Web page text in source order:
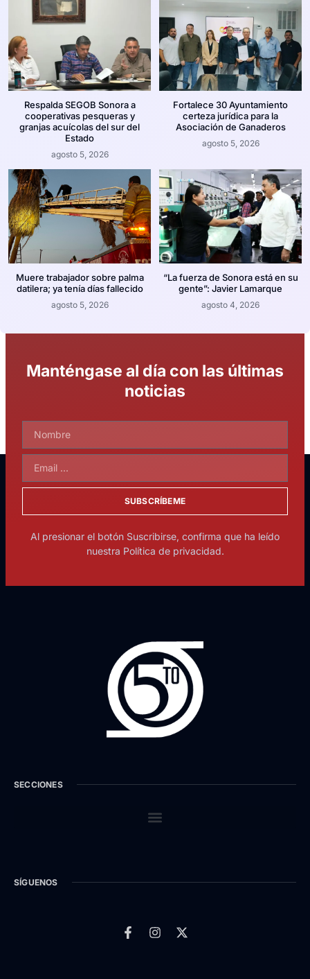
Respalda SEGOB Sonora a
cooperativas pesqueras y
granjas acuícolas del sur del
Estado
agosto 5, 2026
Fortalece 30 Ayuntamiento
certeza jurídica para la
Asociación de Ganaderos
agosto 5, 2026
Muere trabajador sobre palma
datilera; ya tenía días fallecido
agosto 5, 2026
“La fuerza de Sonora está en su
gente”: Javier Lamarque
agosto 4, 2026
Manténgase al día con las últimas
noticias
SUBSCRÍBEME
Al presionar el botón Suscribirse, confirma que ha leído
nuestra Política de privacidad.
SECCIONES
SÍGUENOS